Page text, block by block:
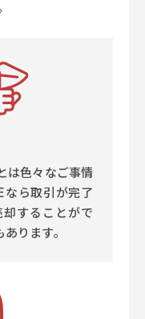
は色々なご事情
なら取引が完了
することがで
ります。